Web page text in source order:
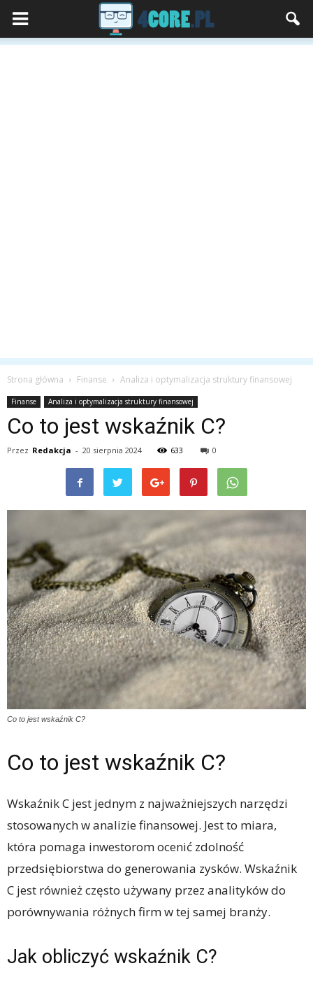
Strona główna Finanse Analiza i optymalizacja struktury finansowej
Finanse Analiza i optymalizacja struktury finansowej
Co to jest wskaźnik C?
Przez Redakcja - 20 sierpnia 2024 633 0
Co to jest wskaźnik C?
Co to jest wskaźnik C?
Wskaźnik C jest jednym z najważniejszych narzędzi
stosowanych w analizie finansowej. Jest to miara,
która pomaga inwestorom ocenić zdolność
przedsiębiorstwa do generowania zysków. Wskaźnik
C jest również często używany przez analityków do
porównywania różnych firm w tej samej branży.
Jak obliczyć wskaźnik C?